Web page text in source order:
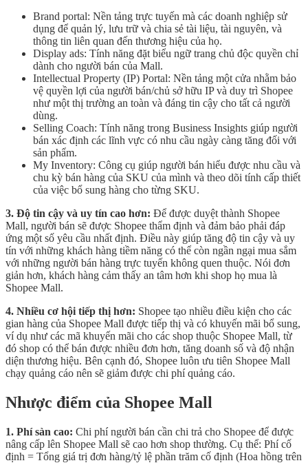
Brand portal: Nền tảng trực tuyến mà các doanh nghiệp sử
dụng để quản lý, lưu trữ và chia sẻ tài liệu, tài nguyên, và
thông tin liên quan đến thương hiệu của họ.
Display ads: Tính năng đặt biểu ngữ trang chủ độc quyền chỉ
dành cho người bán của Mall.
Intellectual Property (IP) Portal: Nền tảng một cửa nhằm bảo
vệ quyền lợi của người bán/chủ sở hữu IP và duy trì Shopee
như một thị trường an toàn và đáng tin cậy cho tất cả người
dùng.
Selling Coach: Tính năng trong Business Insights giúp người
bán xác định các lĩnh vực có nhu cầu ngày càng tăng đối với
sản phẩm.
My Inventory: Công cụ giúp người bán hiểu được nhu cầu và
chu kỳ bán hàng của SKU của mình và theo dõi tính cấp thiết
của việc bổ sung hàng cho từng SKU.
3. Độ tin cậy và uy tín cao hơn: Để được duyệt thành Shopee
Mall, người bán sẽ được Shopee thẩm định và đảm bảo phải đáp
ứng một số yêu cầu nhất định. Điều này giúp tăng độ tin cậy và uy
tín với những khách hàng tiềm năng có thể còn ngần ngại mua sắm
với những người bán hàng trực tuyến không quen thuộc. Nói đơn
giản hơn, khách hàng cảm thấy an tâm hơn khi shop họ mua là
Shopee Mall.
4. Nhiều cơ hội tiếp thị hơn: Shopee tạo nhiều điều kiện cho các
gian hàng của Shopee Mall được tiếp thị và có khuyến mãi bổ sung,
ví dụ như các mã khuyến mãi cho các shop thuộc Shopee Mall, từ
đó shop có thể bán được nhiều đơn hơn, tăng doanh số và độ nhận
diện thương hiệu. Bên cạnh đó, Shopee luôn ưu tiên Shopee Mall
chạy quảng cáo nên sẽ giảm được chi phí quảng cáo.
Nhược điểm của Shopee Mall
1. Phí sàn cao: Chi phí người bán cần chi trả cho Shopee để được
nâng cấp lên Shopee Mall sẽ cao hơn shop thường. Cụ thể: Phí cố
định = Tổng giá trị đơn hàng/tỷ lệ phần trăm cố định (Hoa hồng trên